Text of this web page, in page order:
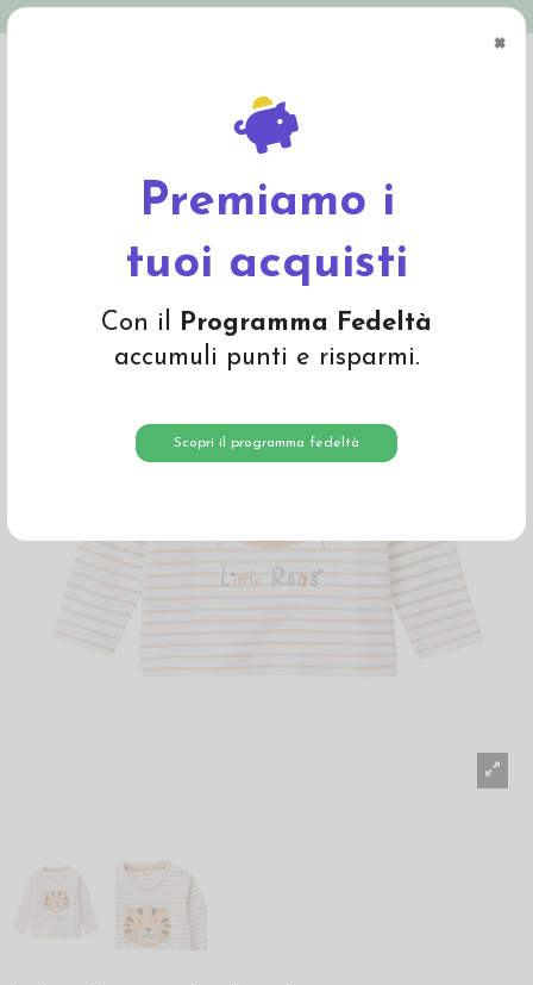
×
Premiamo i
tuoi acquisti
Con il Programma Fedeltà
accumuli punti e risparmi.
Scopri il programma fedeltà
lunga in cotone bio "Tigre" - col. bianco-righe sabbia